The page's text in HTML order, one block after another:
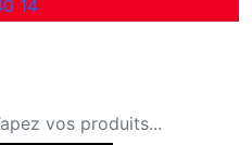
14